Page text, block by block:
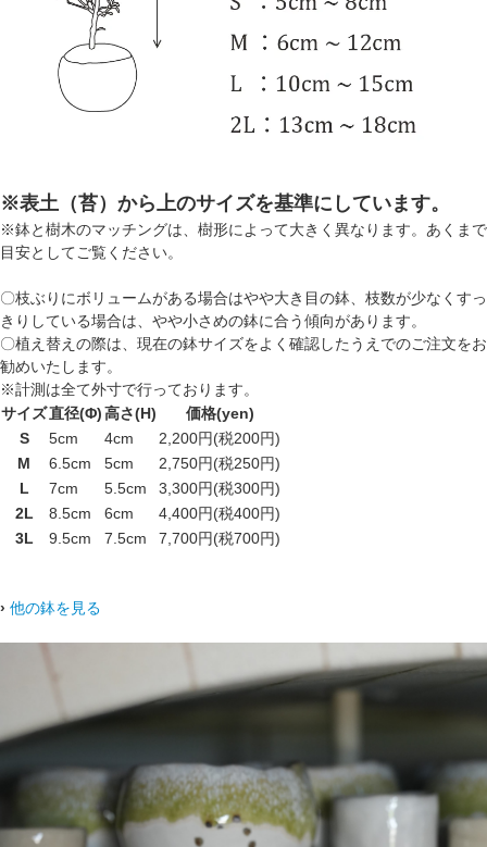
※表土（苔）から上のサイズを基準にしています。
※鉢と樹木のマッチングは、樹形によって大きく異なります。あくまで
目安としてご覧ください。
〇枝ぶりにボリュームがある場合はやや大き目の鉢、枝数が少なくすっ
きりしている場合は、やや小さめの鉢に合う傾向があります。
〇植え替えの際は、現在の鉢サイズをよく確認したうえでのご注文をお
勧めいたします。
※計測は全て外寸で行っております。
サイズ直径(Φ)高さ(H)
価格(yen)
S
5cm 4cm
2,200円(税200円)
M
6.5cm 5cm
2,750円(税250円)
L
7cm 5.5cm
3,300円(税300円)
2L
8.5cm 6cm
4,400円(税400円)
3L
9.5cm 7.5cm 7,700円(税700円)
› 他の鉢を見る